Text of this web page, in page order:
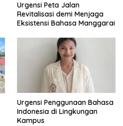
Urgensi Peta Jalan
Revitalisasi demi Menjaga
Eksistensi Bahasa Manggarai
Urgensi Penggunaan Bahasa
Indonesia di Lingkungan
Kampus